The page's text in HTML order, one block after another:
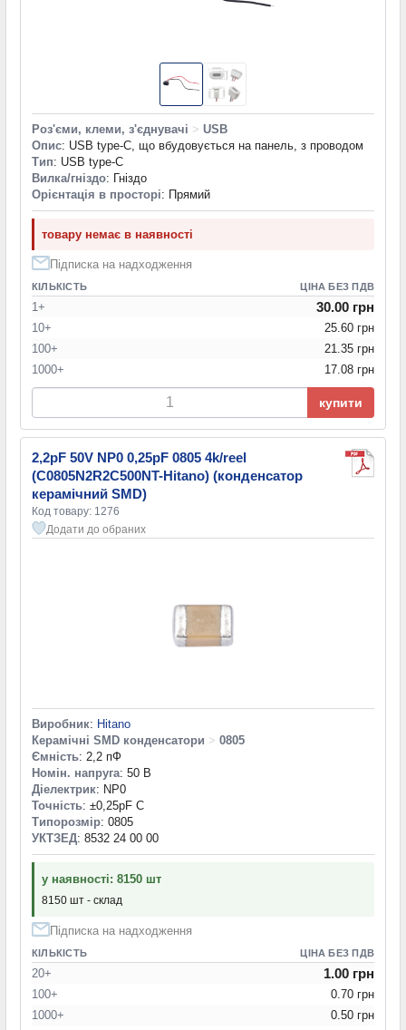
Роз'єми, клеми, з'єднувачі > USB
Опис: USB type-C, що вбудовується на панель, з проводом
Тип: USB type-C
Вилка/гніздо: Гніздо
Орієнтація в просторі: Прямий
товару немає в наявності
Підписка на надходження
КІЛЬКІСТЬ ЦІНА БЕЗ ПДВ
1+ 30.00 грн
10+
25.60 грн
100+
21.35 грн
1000+
17.08 грн
купити
2,2pF 50V NP0 0,25pF 0805 4k/reel
(C0805N2R2C500NT-Hitano) (конденсатор
керамічний SMD)
Код товару: 1276
Додати до обраних
Виробник: Hitano
Керамічні SMD конденсатори > 0805
Ємність: 2,2 пФ
Номін. напруга: 50 В
Діелектрик: NP0
Точність: ±0,25pF C
Типорозмір: 0805
УКТЗЕД: 8532 24 00 00
у наявності: 8150 шт
8150 шт - склад
Підписка на надходження
КІЛЬКІСТЬ ЦІНА БЕЗ ПДВ
20+ 1.00 грн
100+
0.70 грн
1000+
0.50 грн